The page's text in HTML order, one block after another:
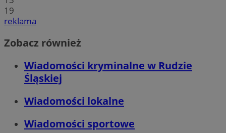
19
reklama
Zobacz również
Wiadomości kryminalne w Rudzie
Śląskiej
Wiadomości lokalne
Wiadomości sportowe